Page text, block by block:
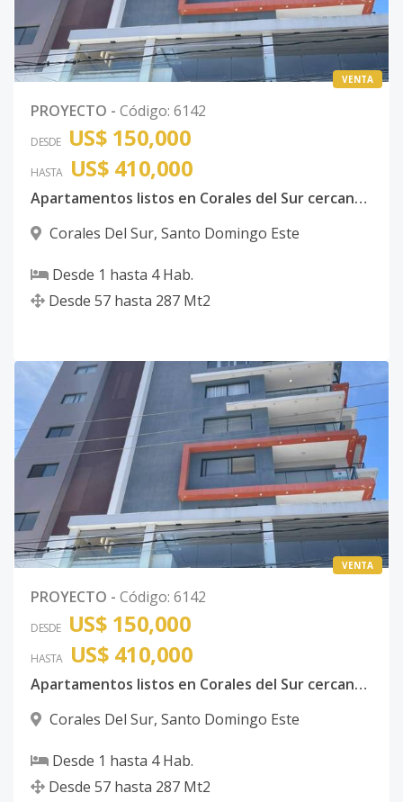
VENTA
PROYECTO - Código: 6142
DESDE US$ 150,000
HASTA US$ 410,000
Apartamentos listos en Corales del Sur cercano al Centro Comercial City Center de 1,2 y 3 Habitaciones con excelentes amenidades Santo Domingo Este
Corales Del Sur, Santo Domingo Este
Desde 1 hasta 4Hab.
Desde 57 hasta 287 Mt2
VENTA
PROYECTO - Código: 6142
DESDE US$ 150,000
HASTA US$ 410,000
Apartamentos listos en Corales del Sur cercano al Centro Comercial City Center de 1,2 y 3 Habitaciones con excelentes amenidades Santo Domingo Este
Corales Del Sur, Santo Domingo Este
Desde 1 hasta 4Hab.
Desde 57 hasta 287 Mt2